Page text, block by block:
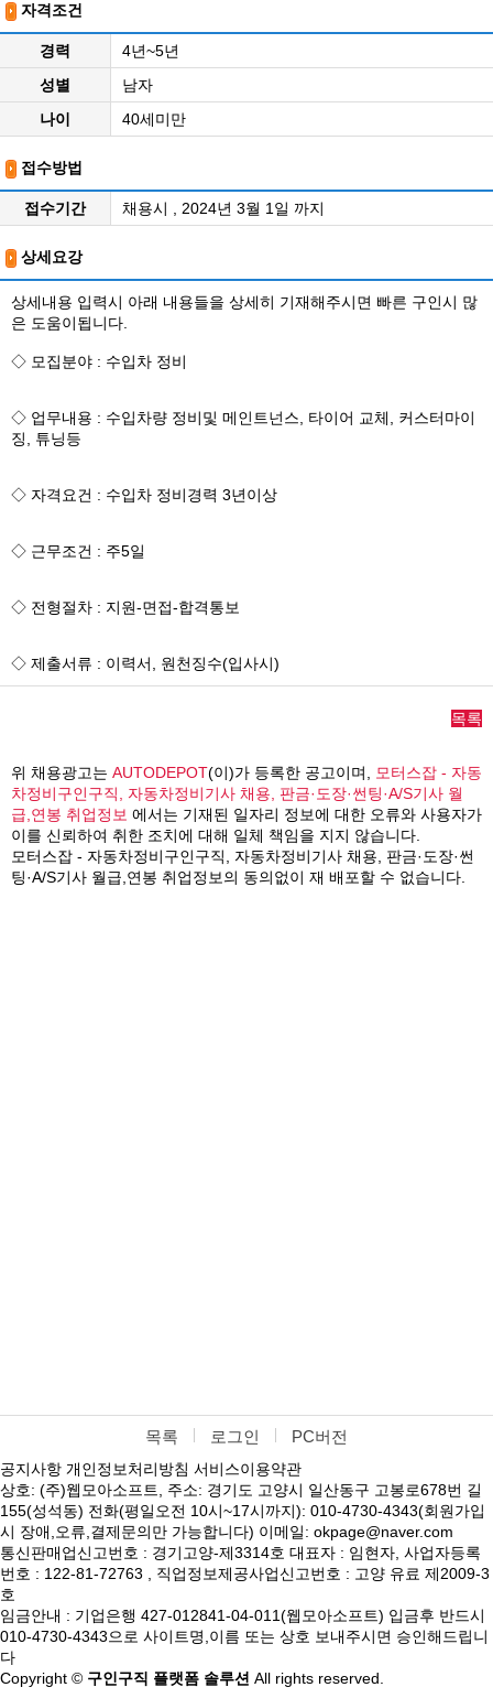
자격조건
경력
4년~5년
성별
남자
나이
40세미만
접수방법
접수기간 채용시 , 2024년 3월 1일 까지
상세요강
상세내용 입력시 아래 내용들을 상세히 기재해주시면 빠른 구인시 많
은 도움이됩니다.
◇ 모집분야 : 수입차 정비
◇ 업무내용 : 수입차량 정비및 메인트넌스, 타이어 교체, 커스터마이
징, 튜닝등
◇ 자격요건 : 수입차 정비경력 3년이상
◇ 근무조건 : 주5일
◇ 전형절차 : 지원-면접-합격통보
◇ 제출서류 : 이력서, 원천징수(입사시)
목록
위 채용광고는 AUTODEPOT(이)가 등록한 공고이며, 모터스잡 - 자동
차정비구인구직, 자동차정비기사 채용, 판금·도장·썬팅·A/S기사 월
급,연봉 취업정보 에서는 기재된 일자리 정보에 대한 오류와 사용자가
이를 신뢰하여 취한 조치에 대해 일체 책임을 지지 않습니다.
모터스잡 - 자동차정비구인구직, 자동차정비기사 채용, 판금·도장·썬
팅·A/S기사 월급,연봉 취업정보의 동의없이 재 배포할 수 없습니다.
목록 로그인 PC버전
공지사항 개인정보처리방침 서비스이용약관
상호: (주)웹모아소프트, 주소: 경기도 고양시 일산동구 고봉로678번 길
155(성석동) 전화(평일오전 10시~17시까지): 010-4730-4343(회원가입
시 장애,오류,결제문의만 가능합니다) 이메일: okpage@naver.com
통신판매업신고번호 : 경기고양-제3314호 대표자 : 임현자, 사업자등록
번호 : 122-81-72763 , 직업정보제공사업신고번호 : 고양 유료 제2009-3
호
임금안내 : 기업은행 427-012841-04-011(웹모아소프트) 입금후 반드시
010-4730-4343으로 사이트명,이름 또는 상호 보내주시면 승인해드립니
다
Copyright © 구인구직 플랫폼 솔루션 All rights reserved.